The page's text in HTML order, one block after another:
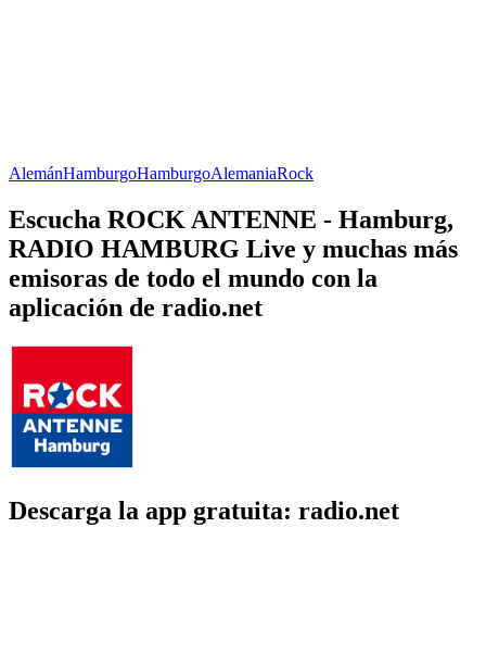
AlemánHamburgoHamburgoAlemaniaRock
Escucha ROCK ANTENNE - Hamburg,
RADIO HAMBURG Live y muchas más
emisoras de todo el mundo con la
aplicación de radio.net
Descarga la app gratuita: radio.net